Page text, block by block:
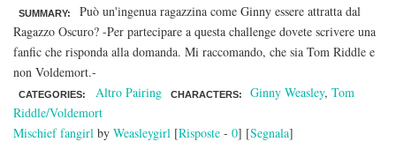
SUMMARY:
Può un'ingenua ragazzina come Ginny essere attratta dal
Ragazzo Oscuro? -Per partecipare a questa challenge dovete scrivere una
fanfic che risponda alla domanda. Mi raccomando, che sia Tom Riddle e
non Voldemort.-
CATEGORIES: Altro Pairing CHARACTERS: Ginny Weasley,Tom
Riddle/Voldemort
Mischief fangirl by Weasleygirl [Risposte - 0] [Segnala]